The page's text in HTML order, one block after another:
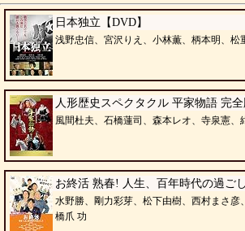
日本独立【DVD】
浅野忠信、宮沢りえ、小林薫、柄本明、松
人形歴史スペクタクル 平家物語 完
風間杜夫、石橋蓮司、森本レオ、寺泉憲、
お終活 熟春! 人生、百年時代の過ご
水野勝、剛力彩芽、松下由樹、西村まさ彦
橋爪 功